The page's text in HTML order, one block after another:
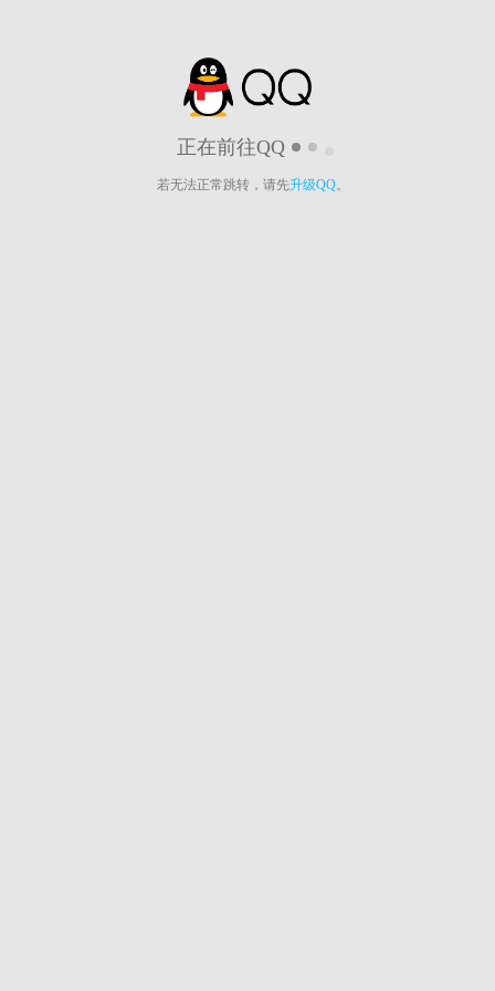
正在前往QQ
若无法正常跳转，请先升级QQ。